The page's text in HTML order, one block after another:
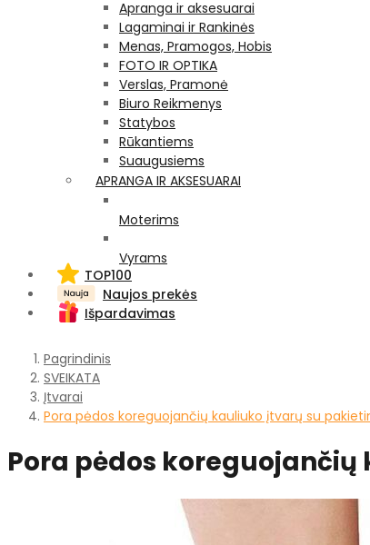
Apranga ir aksesuarai
Lagaminai ir Rankinės
Menas, Pramogos, Hobis
FOTO IR OPTIKA
Verslas, Pramonė
Biuro Reikmenys
Statybos
Rūkantiems
Suaugusiems
APRANGA IR AKSESUARAI
Moterims
Vyrams
TOP100
Naujos prekės
Išpardavimas
Pagrindinis
SVEIKATA
Įtvarai
Pora pėdos koreguojančių kauliuko įtvarų su
Pora pėdos